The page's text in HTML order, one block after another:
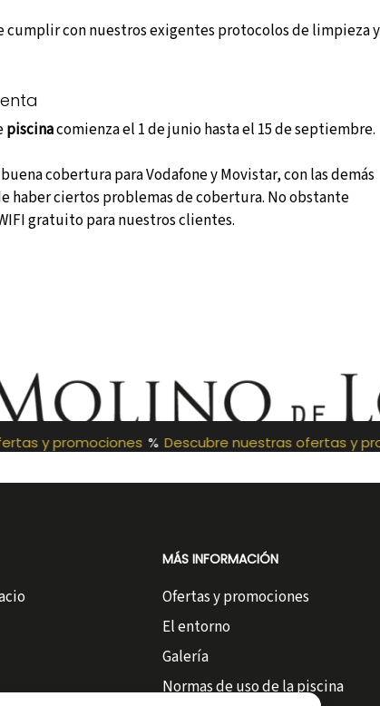
cumplir con nuestros exigentes protocolos de limpieza y
piscinacomienza el 1 de junio hasta el 15 de septiembre.
cobertura para Vodafone y Movistar, con las demás
haber ciertos problemas de cobertura. No obstante
gratuito para nuestros clientes.
y promociones % Descubre nuestras ofertas y
MÁS INFORMACIÓN
Ofertas y promociones
El entorno
Galería
Normas de uso de la piscina